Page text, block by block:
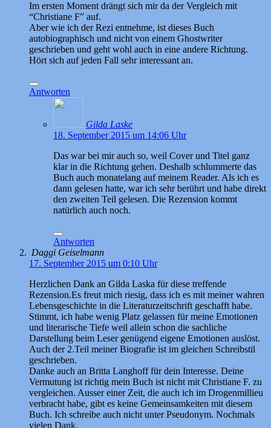
Im ersten Moment drängt sich mir da der Vergleich mit
“Christiane F” auf.
Aber wie ich der Rezi entnehme, ist dieses Buch
autobiographisch und nicht von einem Ghostwriter
geschrieben und geht wohl auch in eine andere Richtung.
Hört sich auf jeden Fall sehr interessant an.
Antworten
Gilda Laske
18. September 2015 um 14:06 Uhr
Das war bei mir auch so, weil Cover und Titel ganz
klar in die Richtung gehen. Deshalb schlummerte das
Buch auch monatelang auf meinem Reader. Als ich es
dann gelesen hatte, war ich sehr berührt und habe direkt
den zweiten Teil gelesen. Die Rezension kommt
natürlich auch noch.
Antworten
Daggi Geiselmann
17. September 2015 um 0:10 Uhr
Herzlichen Dank an Gilda Laska für diese treffende
Rezension.Es freut mich riesig, dass ich es mit meiner wahren
Lebensgeschichte in die Literaturzeitschrift geschafft habe.
Stimmt, ich habe wenig Platz gelassen für meine Emotionen
und literarische Tiefe weil allein schon die sachliche
Darstellung beim Leser genügend eigene Emotionen auslöst.
Auch der 2.Teil meiner Biografie ist im gleichen Schreibstil
geschrieben.
Danke auch an Britta Langhoff für dein Interesse. Deine
Vermutung ist richtig mein Buch ist nicht mit Christiane F. zu
vergleichen. Ausser einer Zeit, die auch ich im Drogenmillieu
verbracht habe, gibt es keine Gemeinsamkeiten mit diesem
Buch. Ich schreibe auch nicht unter Pseudonym. Nochmals
vielen Dank.